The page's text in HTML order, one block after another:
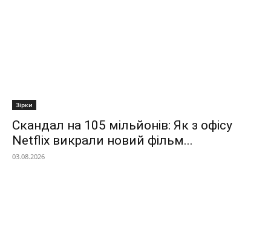
Зірки
Скандал на 105 мільйонів: Як з офісу
Netflix викрали новий фільм...
03.08.2026